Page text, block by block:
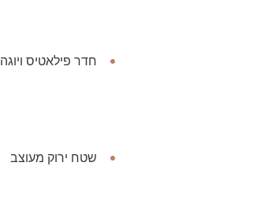
חדר פילאטיס ויוגה
שטח ירוק מעוצב